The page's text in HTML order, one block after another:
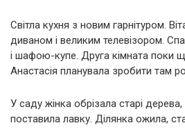
Світла кухня з новим гарнітуром.
диваном і великим телевізором.
і шафою-купе. Друга кімната поки
Анастасія планувала зробити там
У саду жінка обрізала старі
поставила лавку. Ділянка ожила,